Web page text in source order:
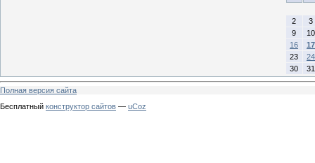
2
3
9
10
16
17
23
24
30
31
Полная версия сайта
Бесплатный конструктор сайтов — uCoz